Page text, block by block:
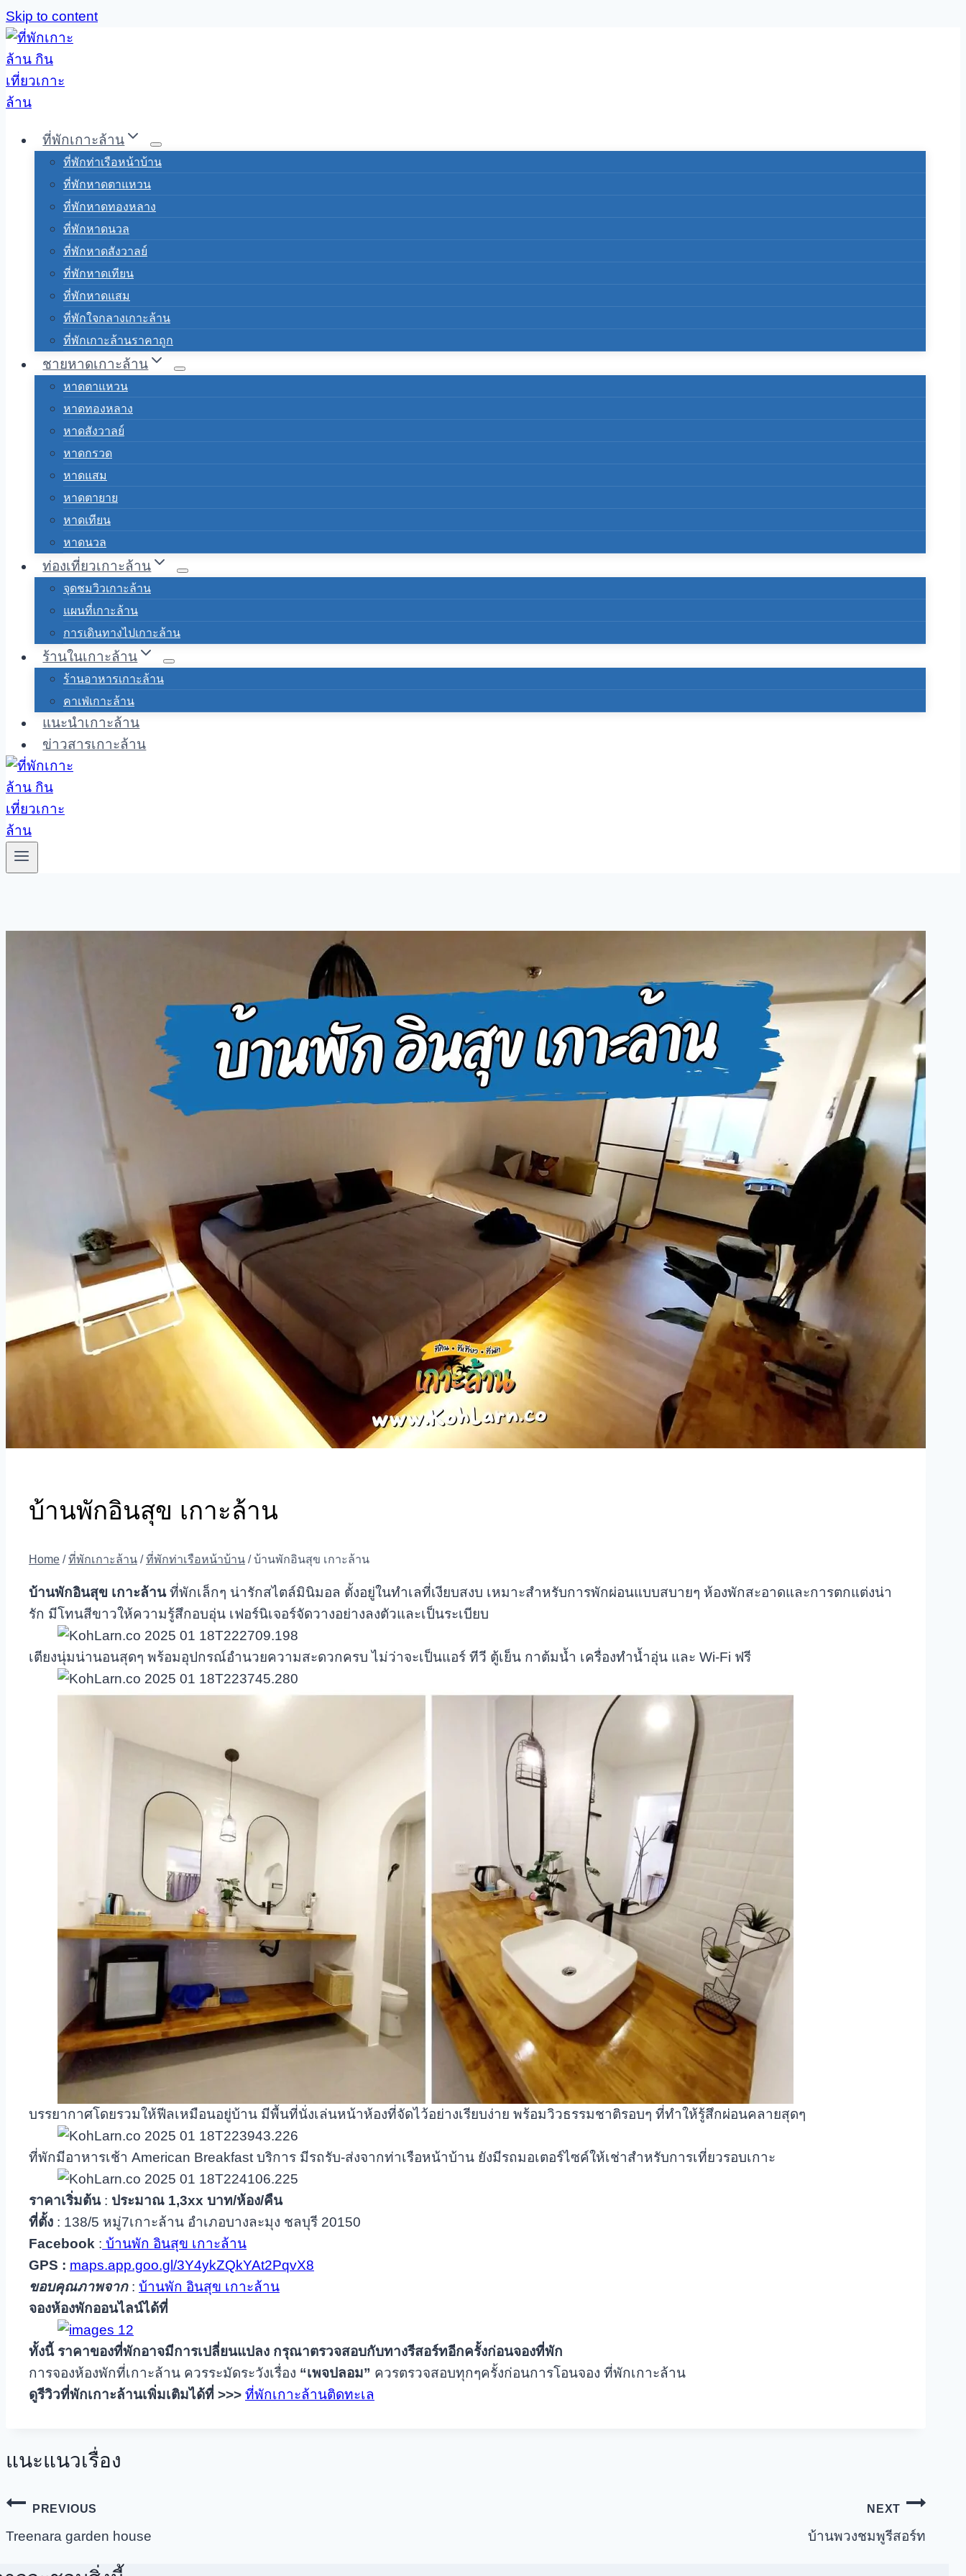
Skip to content
ที่พักเกาะล้าน
ที่พักท่าเรือหน้าบ้าน
ที่พักหาดตาแหวน
ที่พักหาดทองหลาง
ที่พักหาดนวล
ที่พักหาดสังวาลย์
ที่พักหาดเทียน
ที่พักหาดแสม
ที่พักใจกลางเกาะล้าน
ที่พักเกาะล้านราคาถูก
ชายหาดเกาะล้าน
หาดตาแหวน
หาดทองหลาง
หาดสังวาลย์
หาดกรวด
หาดแสม
หาดตายาย
หาดเทียน
หาดนวล
ท่องเที่ยวเกาะล้าน
จุดชมวิวเกาะล้าน
แผนที่เกาะล้าน
การเดินทางไปเกาะล้าน
ร้านในเกาะล้าน
ร้านอาหารเกาะล้าน
คาเฟ่เกาะล้าน
แนะนำเกาะล้าน
ข่าวสารเกาะล้าน
บ้านพักอินสุข เกาะล้าน
Home / ที่พักเกาะล้าน / ที่พักท่าเรือหน้าบ้าน / บ้านพักอินสุข เกาะล้าน
บ้านพักอินสุข เกาะล้านที่พักเล็กๆ น่ารักสไตล์มินิมอล ตั้งอยู่ในทำเลที่เงียบสงบ เหมาะสำหรับการพักผ่อนแบบสบายๆ ห้องพักสะอาดและการตกแต่งน่า
รัก มีโทนสีขาวให้ความรู้สึกอบอุ่น เฟอร์นิเจอร์จัดวางอย่างลงตัวและเป็นระเบียบ
เตียงนุ่มน่านอนสุดๆ พร้อมอุปกรณ์อำนวยความสะดวกครบ ไม่ว่าจะเป็นแอร์ ทีวี ตู้เย็น กาต้มน้ำ เครื่องทำน้ำอุ่น และ Wi-Fi ฟรี
บรรยากาศโดยรวมให้ฟีลเหมือนอยู่บ้าน มีพื้นที่นั่งเล่นหน้าห้องที่จัดไว้อย่างเรียบง่าย พร้อมวิวธรรมชาติรอบๆ ที่ทำให้รู้สึกผ่อนคลายสุดๆ
ที่พักมีอาหารเช้า American Breakfast บริการ มีรถรับ-ส่งจากท่าเรือหน้าบ้าน ยังมีรถมอเตอร์ไซค์ให้เช่าสำหรับการเที่ยวรอบเกาะ
ราคาเริ่มต้น: ประมาณ 1,3xx บาท/ห้อง/คืน
ที่ตั้ง : 138/5 หมู่7เกาะล้าน อำเภอบางละมุง ชลบุรี 20150
Facebook : บ้านพัก อินสุข เกาะล้าน
GPS : maps.app.goo.gl/3Y4ykZQkYAt2PqvX8
ขอบคุณภาพจาก: บ้านพัก อินสุข เกาะล้าน
จองห้องพักออนไลน์ได้ที่
ทั้งนี้ ราคาของที่พักอาจมีการเปลี่ยนแปลง กรุณาตรวจสอบกับทางรีสอร์ทอีกครั้งก่อนจองที่พัก
การจองห้องพักที่เกาะล้าน ควรระมัดระวังเรื่อง “เพจปลอม” ควรตรวจสอบทุกๆครั้งก่อนการโอนจอง ที่พักเกาะล้าน
ดูรีวิวที่พักเกาะล้านเพิ่มเติมได้ที่ >>> ที่พักเกาะล้านติดทะเล
แนะแนวเรื่อง
PREVIOUS
Treenara garden house
NEXT
บ้านพวงชมพูรีสอร์ท